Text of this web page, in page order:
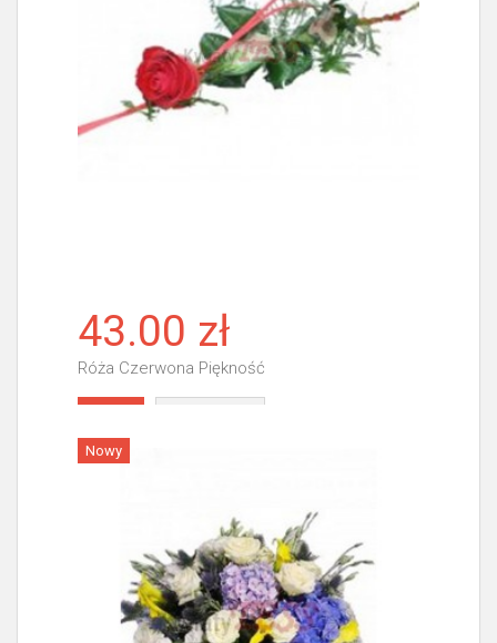
43.00 zł
Róża Czerwona Piękność
Nowy